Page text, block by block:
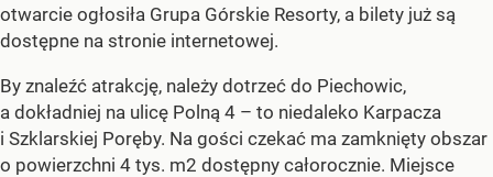
otwarcie ogłosiła Grupa Górskie Resorty, a bilety już są
dostępne na stronie internetowej.
By znaleźć atrakcję, należy dotrzeć do Piechowic,
a dokładniej na ulicę Polną 4 – to niedaleko Karpacza
i Szklarskiej Poręby. Na gości czekać ma zamknięty obszar
o powierzchni 4 tys. m2 dostępny całorocznie. Miejsce